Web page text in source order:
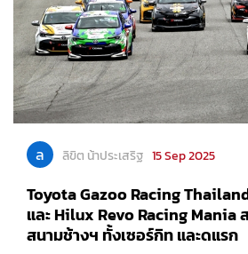
ล ลิขิต น้าประเสริฐ 15 Sep 2025
Toyota Gazoo Racing
และ Hilux Revo Racing Mania
สนามช้างฯ ทั้งเซอร์กิท และดแรก